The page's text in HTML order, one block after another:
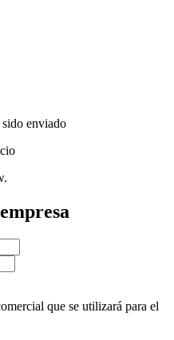
enviado
que se utilizará para el